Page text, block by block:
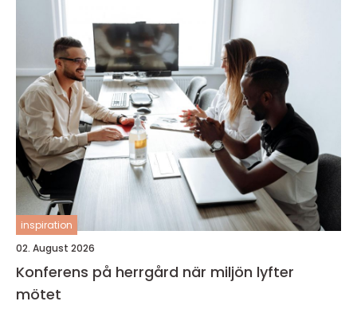
inspiration
02. August 2026
Konferens på herrgård när miljön lyfter
mötet